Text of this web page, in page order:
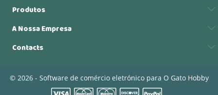
Produtos
A Nossa Empresa
Contacts
© 2026 - Software de comércio eletrónico para O Gato Hobby